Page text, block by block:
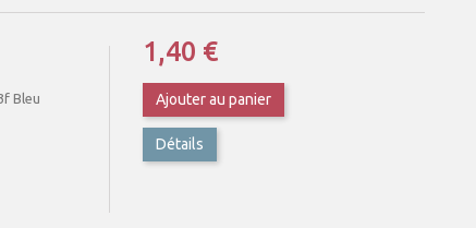
Bleu
1,40 €
Ajouter au panier
Détails